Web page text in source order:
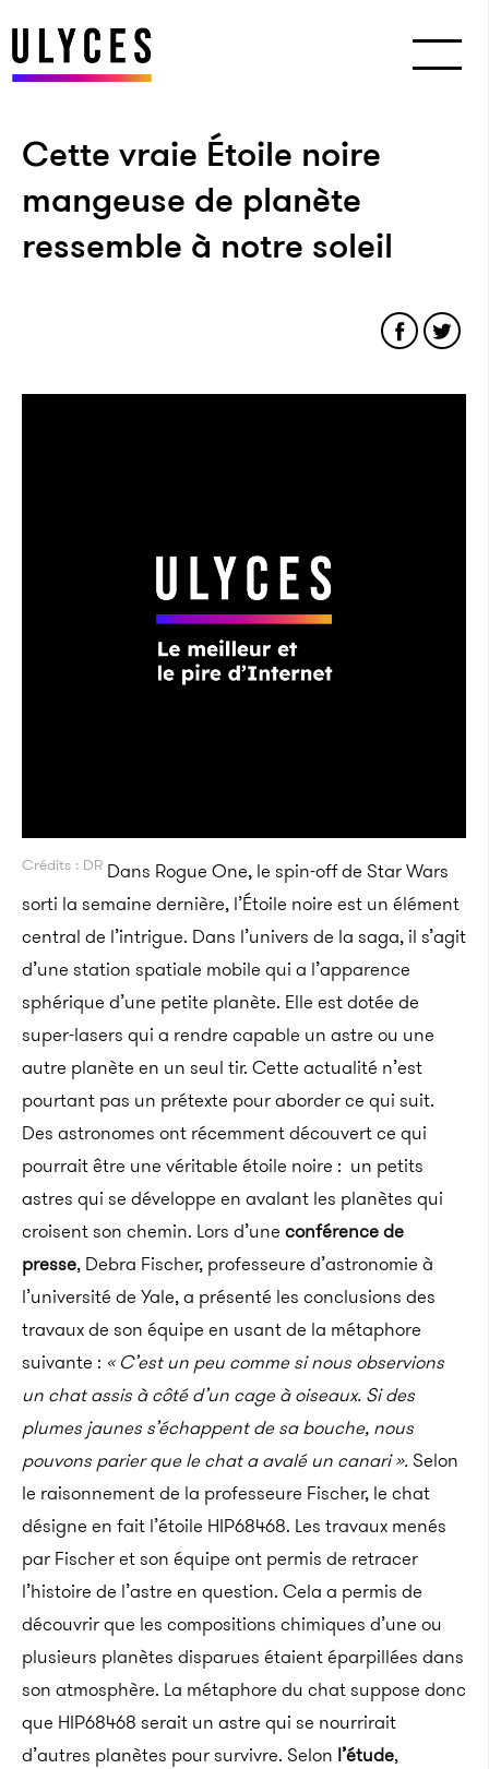
Cette vraie Étoile noire
mangeuse de planète
ressemble à notre soleil
Crédits : DR Dans Rogue One, le spin-off de Star Wars
sorti la semaine dernière, l’Étoile noire est un élément
central de l’intrigue. Dans l’univers de la saga, il s’agit
d’une station spatiale mobile qui a l’apparence
sphérique d’une petite planète. Elle est dotée de
super-lasers qui a rendre capable un astre ou une
autre planète en un seul tir. Cette actualité n’est
pourtant pas un prétexte pour aborder ce qui suit.
Des astronomes ont récemment découvert ce qui
pourrait être une véritable étoile noire : un petits
astres qui se développe en avalant les planètes qui
croisent son chemin. Lors d’une conférence de
presse, Debra Fischer, professeure d’astronomie à
l’université de Yale, a présenté les conclusions des
travaux de son équipe en usant de la métaphore
suivante : « C’est un peu comme si nous observions
un chat assis à côté d’un cage à oiseaux. Si des
plumes jaunes s’échappent de sa bouche, nous
pouvons parier que le chat a avalé un canari ».Selon
le raisonnement de la professeure Fischer, le chat
désigne en fait l’étoile HIP68468. Les travaux menés
par Fischer et son équipe ont permis de retracer
l’histoire de l’astre en question. Cela a permis de
découvrir que les compositions chimiques d’une ou
plusieurs planètes disparues étaient éparpillées dans
son atmosphère. La métaphore du chat suppose donc
que HIP68468 serait un astre qui se nourrirait
d’autres planètes pour survivre. Selon l’étude,